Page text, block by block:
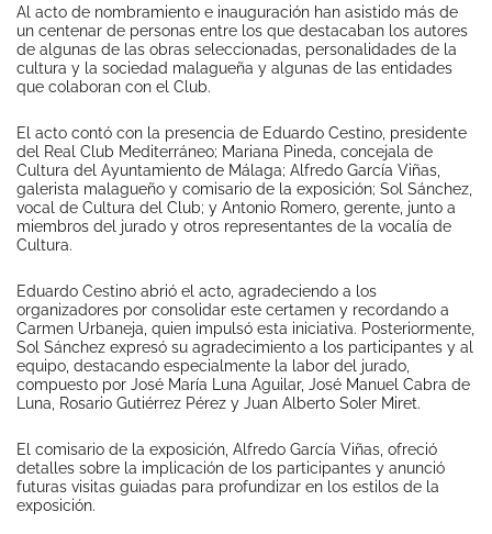
Al acto de nombramiento e inauguración han asistido más de
un centenar de personas entre los que destacaban los autores
de algunas de las obras seleccionadas, personalidades de la
cultura y la sociedad malagueña y algunas de las entidades
que colaboran con el Club.
El acto contó con la presencia de Eduardo Cestino, presidente
del Real Club Mediterráneo; Mariana Pineda, concejala de
Cultura del Ayuntamiento de Málaga; Alfredo García Viñas,
galerista malagueño y comisario de la exposición; Sol Sánchez,
vocal de Cultura del Club; y Antonio Romero, gerente, junto a
miembros del jurado y otros representantes de la vocalía de
Cultura.
Eduardo Cestino abrió el acto, agradeciendo a los
organizadores por consolidar este certamen y recordando a
Carmen Urbaneja, quien impulsó esta iniciativa. Posteriormente,
Sol Sánchez expresó su agradecimiento a los participantes y al
equipo, destacando especialmente la labor del jurado,
compuesto por José María Luna Aguilar, José Manuel Cabra de
Luna, Rosario Gutiérrez Pérez y Juan Alberto Soler Miret.
El comisario de la exposición, Alfredo García Viñas, ofreció
detalles sobre la implicación de los participantes y anunció
futuras visitas guiadas para profundizar en los estilos de la
exposición.